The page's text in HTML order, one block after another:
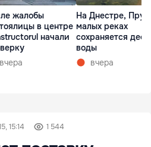
жалобы
в центре
начали
вчера
На Днестре,
малых реках
сохраняется
воды
вчера
15:14 1 544